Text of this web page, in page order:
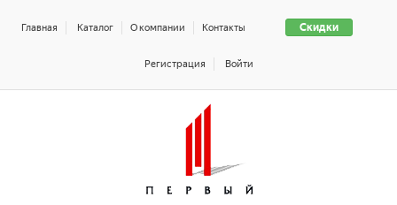
Скидки
Главная Каталог О компании Контакты
Регистрация Войти